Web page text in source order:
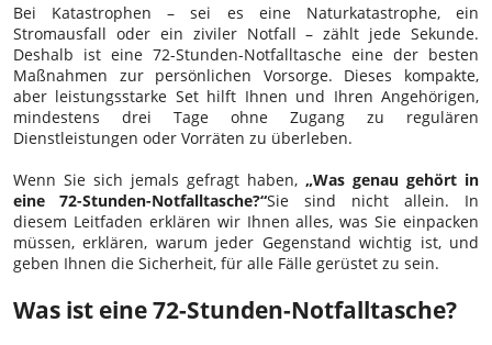
Bei Katastrophen – sei es eine Naturkatastrophe, ein
Stromausfall oder ein ziviler Notfall – zählt jede Sekunde.
Deshalb ist eine 72-Stunden-Notfalltasche eine der besten
Maßnahmen zur persönlichen Vorsorge. Dieses kompakte,
aber leistungsstarke Set hilft Ihnen und Ihren Angehörigen,
mindestens drei Tage ohne Zugang zu regulären
Dienstleistungen oder Vorräten zu überleben.
Wenn Sie sich jemals gefragt haben, „Was genau gehört in
eine 72-Stunden-Notfalltasche?“Sie sind nicht allein. In
diesem Leitfaden erklären wir Ihnen alles, was Sie einpacken
müssen, erklären, warum jeder Gegenstand wichtig ist, und
geben Ihnen die Sicherheit, für alle Fälle gerüstet zu sein.
Was ist eine 72-Stunden-Notfalltasche?